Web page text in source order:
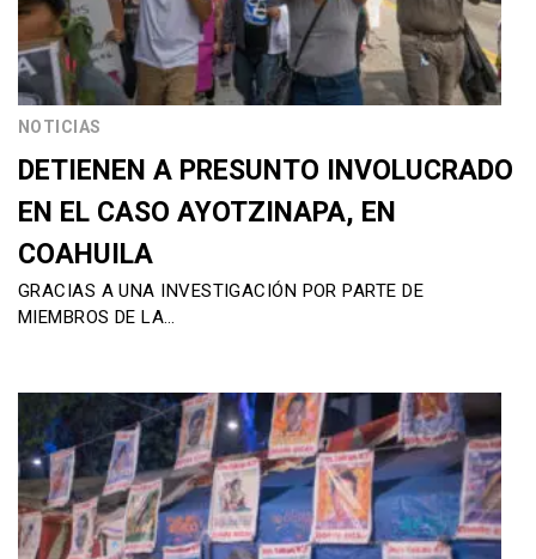
NOTICIAS
DETIENEN A PRESUNTO INVOLUCRADO
EN EL CASO AYOTZINAPA, EN
COAHUILA
GRACIAS A UNA INVESTIGACIÓN POR PARTE DE
MIEMBROS DE LA…